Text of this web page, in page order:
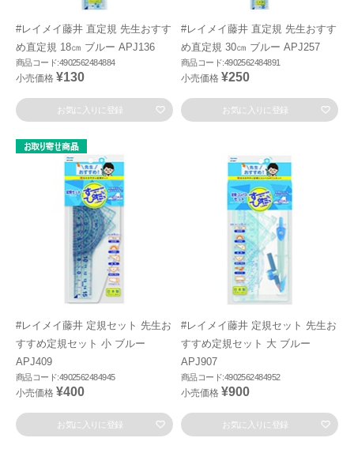
#レイメイ藤井 直定規 先生おすす
め直定規 18㎝ ブルー APJ136
商品コード:4902562484884
小売価格 ¥130
お気に入りに登録
#レイメイ藤井 直定規 先生おすす
め直定規 30㎝ ブルー APJ257
商品コード:4902562484891
小売価格 ¥250
お気に入りに登録
#レイメイ藤井 定規セット 先生お
すすめ定規セット 小 ブルー
APJ409
商品コード:4902562484945
小売価格 ¥400
お気に入りに登録
#レイメイ藤井 定規セット 先生お
すすめ定規セット 大 ブルー
APJ907
商品コード:4902562484952
小売価格 ¥900
お気に入りに登録